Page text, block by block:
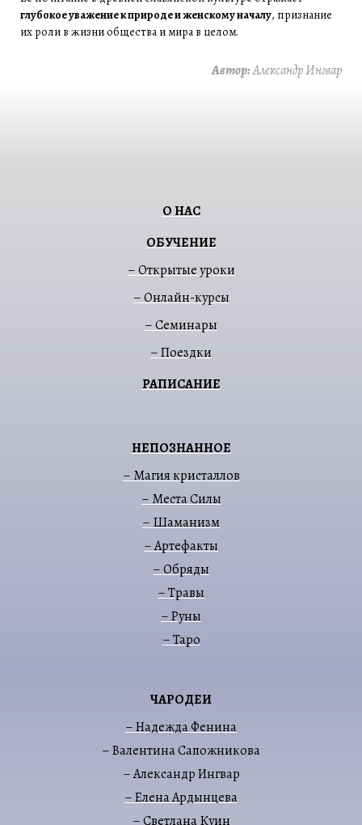
глубокое уважение к природе и женскому началу, признание
их роли в жизни общества и мира в целом.
Автор:Александр Ингвар
О НАС
ОБУЧЕНИЕ
– Открытые уроки
– Онлайн-курсы
– Семинары
– Поездки
РАПИСАНИЕ
НЕПОЗНАННОЕ
– Магия кристаллов
– Места Силы
– Шаманизм
– Артефакты
– Обряды
– Травы
– Руны
– Таро
ЧАРОДЕИ
– Надежда Фенина
– Валентина Сапожникова
– Александр Ингвар
– Елена Ардынцева
– Светлана Куин